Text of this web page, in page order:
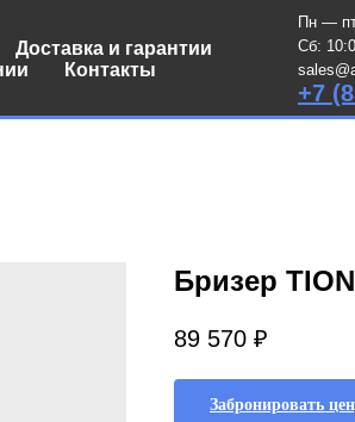
Доставка и гарантии
Контакты
Пн —
Сб:
+7
Бризер
89 570 ₽
Забронировать